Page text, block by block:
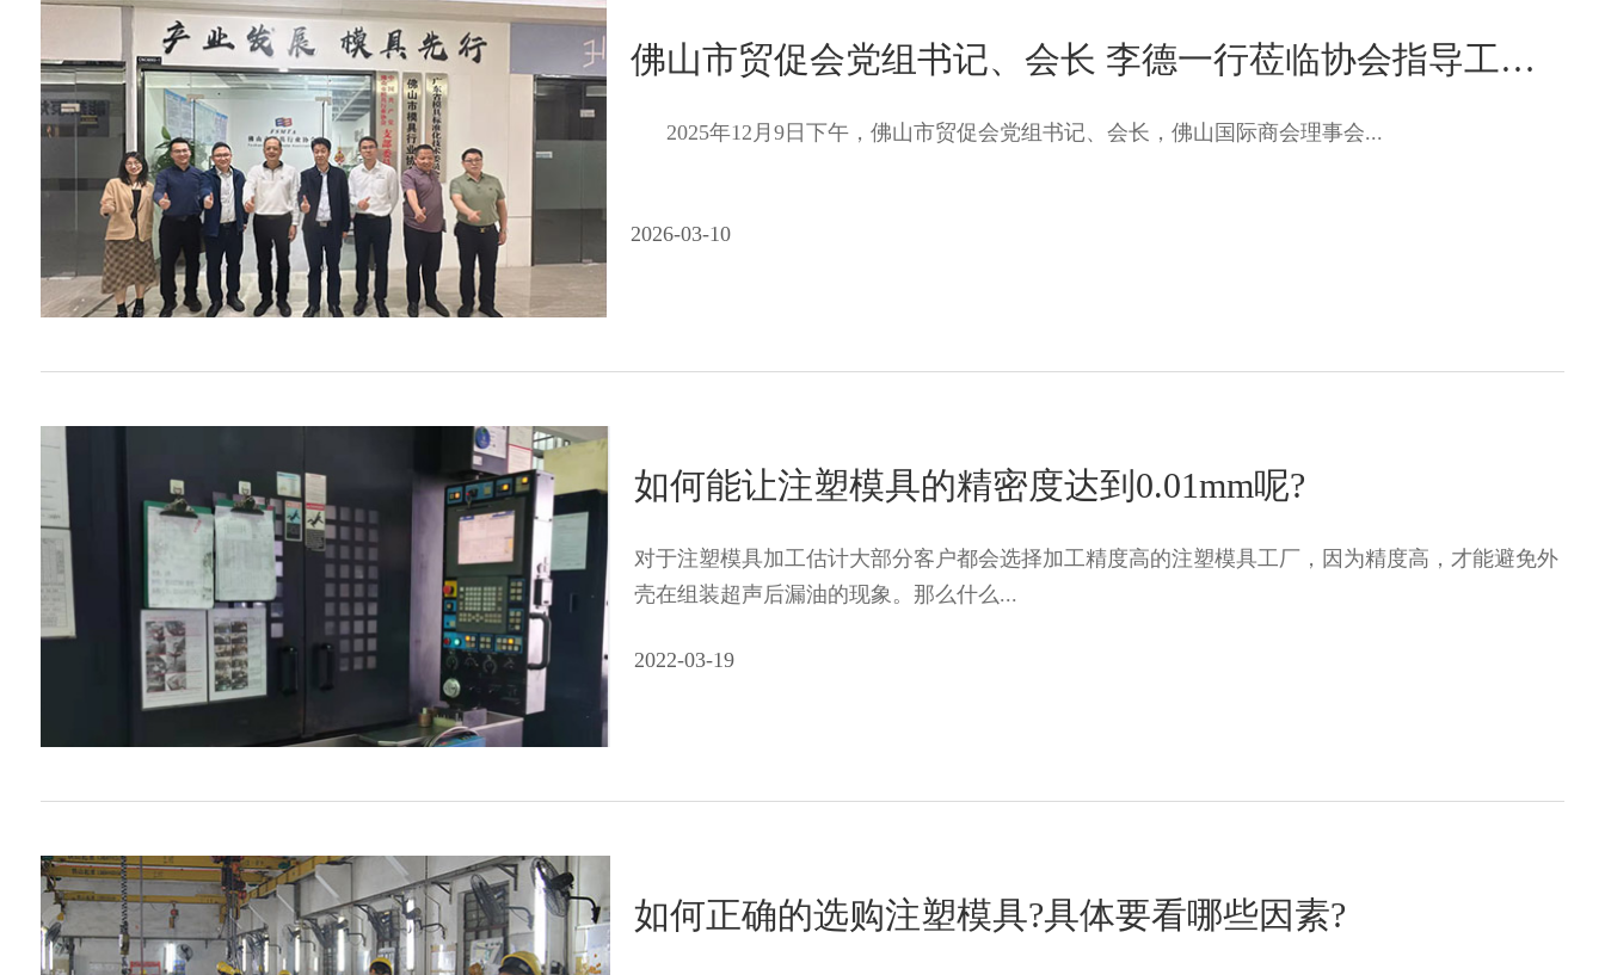
佛山市贸促会党组书记、会长 李德一行莅临协会指导工作，共推模具产业高质量发展
2025年12月9日下午，佛山市贸促会党组书记、会长，佛山国际商会理事会...
2026-03-10
如何能让注塑模具的精密度达到0.01mm呢?
对于注塑模具加工估计大部分客户都会选择加工精度高的注塑模具工厂，因为精度高，才能避免外
壳在组装超声后漏油的现象。那么什么...
2022-03-19
如何正确的选购注塑模具?具体要看哪些因素?